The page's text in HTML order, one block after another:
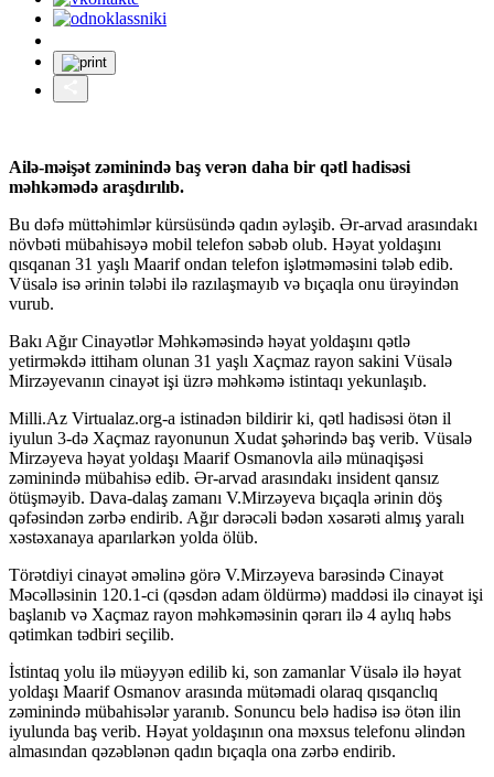
Ailə-məişət zəminində baş verən daha bir qətl hadisəsi
məhkəmədə araşdırılıb.
Bu dəfə müttəhimlər kürsüsündə qadın əyləşib. Ər-arvad arasındakı
növbəti mübahisəyə mobil telefon səbəb olub. Həyat yoldaşını
qısqanan 31 yaşlı Maarif ondan telefon işlətməməsini tələb edib.
Vüsalə isə ərinin tələbi ilə razılaşmayıb və bıçaqla onu ürəyindən
vurub.
Bakı Ağır Cinayətlər Məhkəməsində həyat yoldaşını qətlə
yetirməkdə ittiham olunan 31 yaşlı Xaçmaz rayon sakini Vüsalə
Mirzəyevanın cinayət işi üzrə məhkəmə istintaqı yekunlaşıb.
Milli.Az Virtualaz.org-a istinadən bildirir ki, qətl hadisəsi ötən il
iyulun 3-də Xaçmaz rayonunun Xudat şəhərində baş verib. Vüsalə
Mirzəyeva həyat yoldaşı Maarif Osmanovla ailə münaqişəsi
zəminində mübahisə edib. Ər-arvad arasındakı insident qansız
ötüşməyib. Dava-dalaş zamanı V.Mirzəyeva bıçaqla ərinin döş
qəfəsindən zərbə endirib. Ağır dərəcəli bədən xəsarəti almış yaralı
xəstəxanaya aparılarkən yolda ölüb.
Törətdiyi cinayət əməlinə görə V.Mirzəyeva barəsində Cinayət
Məcəlləsinin 120.1-ci (qəsdən adam öldürmə) maddəsi ilə cinayət işi
başlanıb və Xaçmaz rayon məhkəməsinin qərarı ilə 4 aylıq həbs
qətimkan tədbiri seçilib.
İstintaq yolu ilə müəyyən edilib ki, son zamanlar Vüsalə ilə həyat
yoldaşı Maarif Osmanov arasında mütəmadi olaraq qısqanclıq
zəminində mübahisələr yaranıb. Sonuncu belə hadisə isə ötən ilin
iyulunda baş verib. Həyat yoldaşının ona məxsus telefonu əlindən
almasından qəzəblənən qadın bıçaqla ona zərbə endirib.